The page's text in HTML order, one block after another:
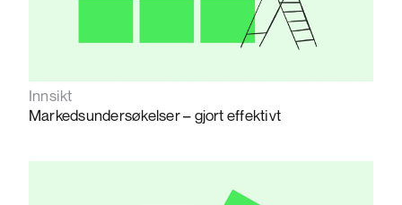
Innsikt
Markedsundersøkelser – gjort effektivt